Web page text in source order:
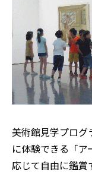
美術館見学プログ
に体験できる「
応じて自由に鑑賞